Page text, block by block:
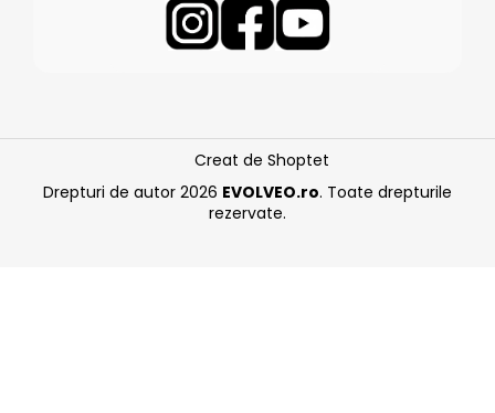
Creat de Shoptet
Drepturi de autor 2026 EVOLVEO.ro. Toate drepturile
rezervate.